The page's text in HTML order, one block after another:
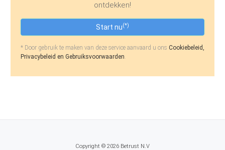
ontdekken!
Start nu(*)
* Door gebruik te maken van deze service aanvaard u ons Cookiebeleid,
Privacybeleid en Gebruiksvoorwaarden.
Copyright © 2026 Betrust N.V